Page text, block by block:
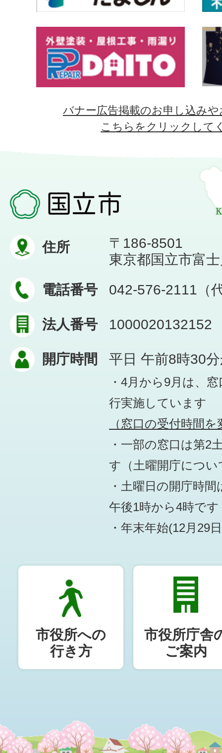
バナー広告掲載のお申し込み
こちらをクリックして
住所
〒186-8501
東京都国立市富
電話番号
042-576-2111（
法人番号 1000020132152
開庁時間 平日 午前8時30
・4月から9月は、
行実施しています
（窓口の受付時間
・一部の窓口は第2
す （土曜開庁につ
・土曜日の開庁時
午後1時から4時です
・年末年始(12月29
市役所への
行き方
市役所庁舎
ご案内